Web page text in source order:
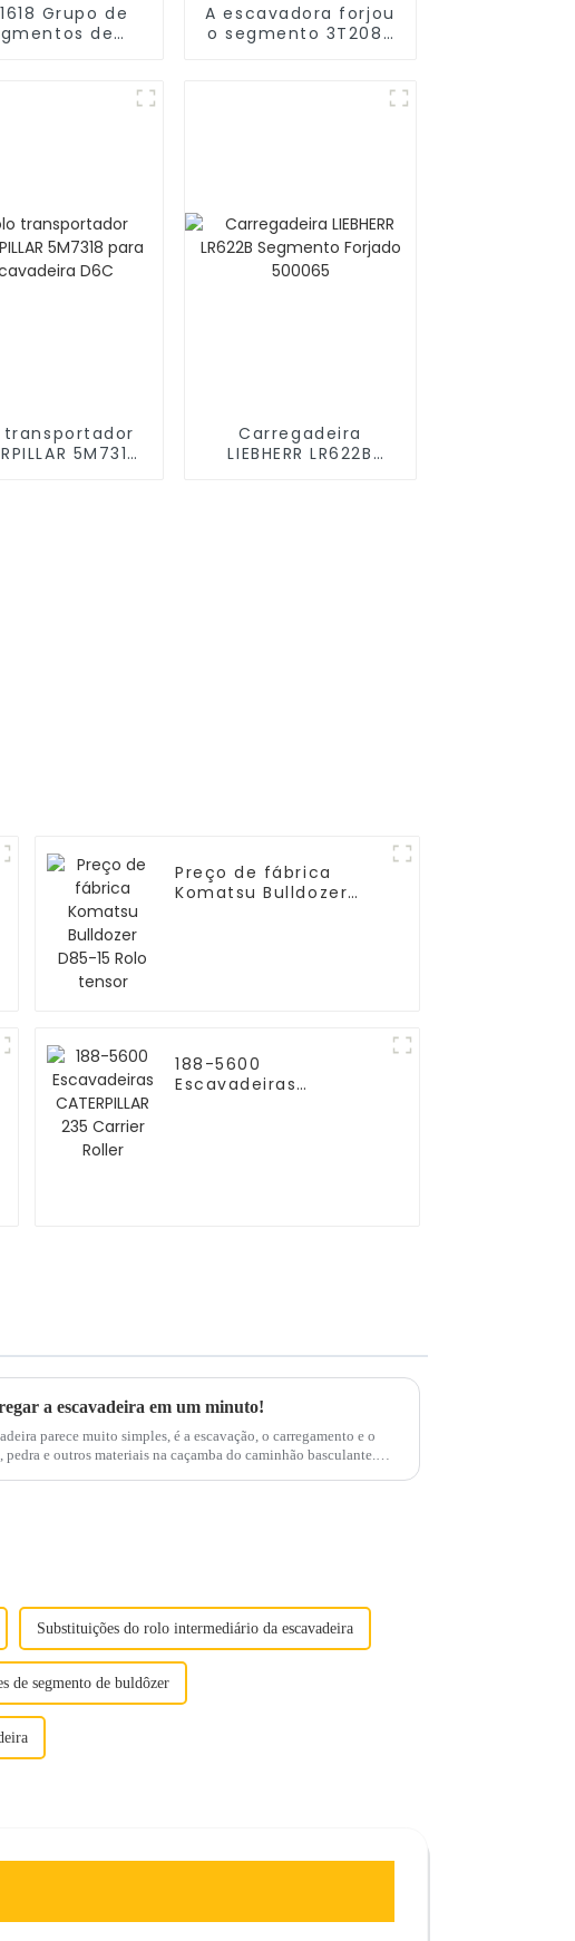
Grupo de
de
A escavadora forjou
o segmento 3T2082
transportador
5M7318
Carregadeira
LIEBHERR LR622B
Preço de fábrica
Komatsu Bulldozer
188-5600
Escavadeiras
a escavadeira em um minuto!
parece muito simples, é a escavação, o carregamento e o
pedra e outros materiais na caçamba do caminhão basculante.
Substituições do rolo intermediário da escavadeira
de segmento de buldôzer